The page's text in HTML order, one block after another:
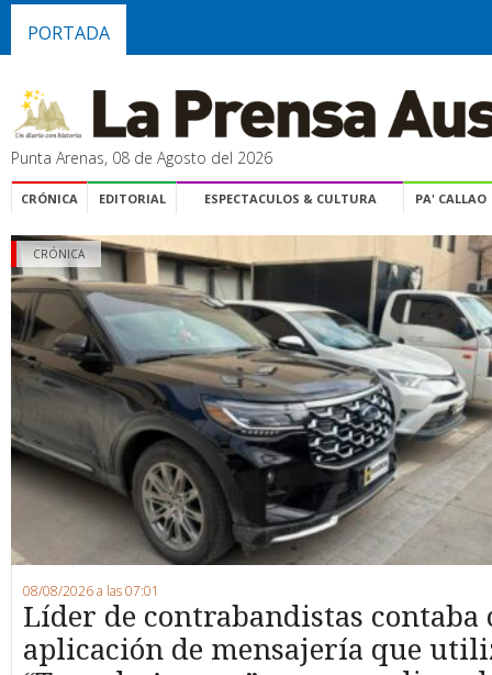
PORTADA
Punta Arenas, 08 de Agosto del 2026
CRÓNICA EDITORIAL ESPECTACULOS & CULTURA PA' CALLAO
CRÓNICA
08/08/2026 a las 07:01
Líder de contrabandistas contaba
aplicación de mensajería que